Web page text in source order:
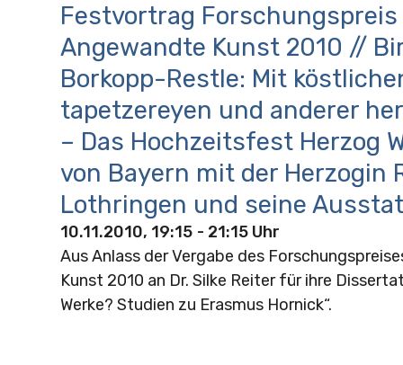
Festvortrag Forschungspreis
Angewandte Kunst 2010 //
Borkopp-Restle: Mit
tapetzereyen und anderer
– Das Hochzeitsfest Herzog
von Bayern mit der Herzogin
Lothringen und seine
10.11.2010, 19:15 - 21:15 Uhr
Aus Anlass der Vergabe des
Kunst 2010 an Dr. Silke Reiter für ihre
Werke? Studien zu Erasmus Hornick“.